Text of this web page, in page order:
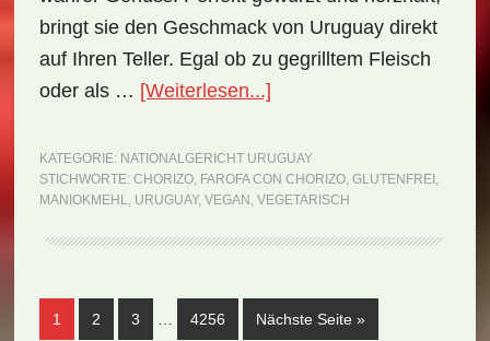
bringt sie den Geschmack von Uruguay direkt
auf Ihren Teller. Egal ob zu gegrilltem Fleisch
oder als … [Weiterlesen...]ÜberNationalgericht
Farofa
con
(Rezept)
KATEGORIE: NATIONALGERICHT URUGUAY
STICHWORTE: CHORIZO, FAROFA CON CHORIZO, GLUTENFREI ,
MANIOKMEHL, URUGUAY, VEGAN , VEGETARISCH
Seite
1 Seite
2 Seite
3 Seite
4256 Nächste Seite aufrufen
»